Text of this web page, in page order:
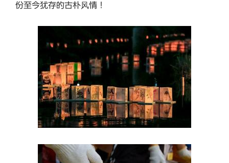
份至今犹存的古朴风情！